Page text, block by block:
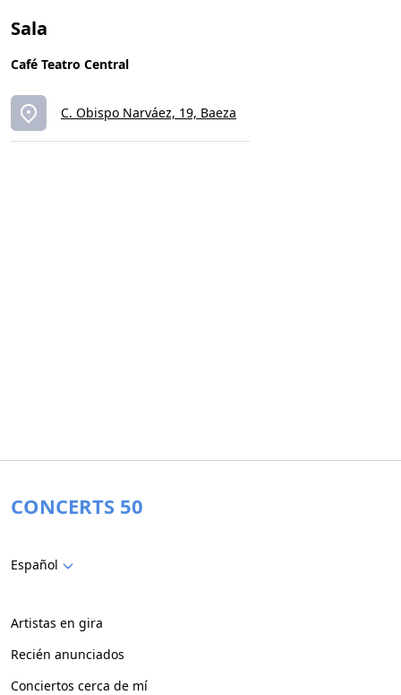
Sala
Café Teatro Central
C. Obispo Narváez, 19, Baeza
CONCERTS 50
Español
Artistas en gira
Recién anunciados
Conciertos cerca de mí